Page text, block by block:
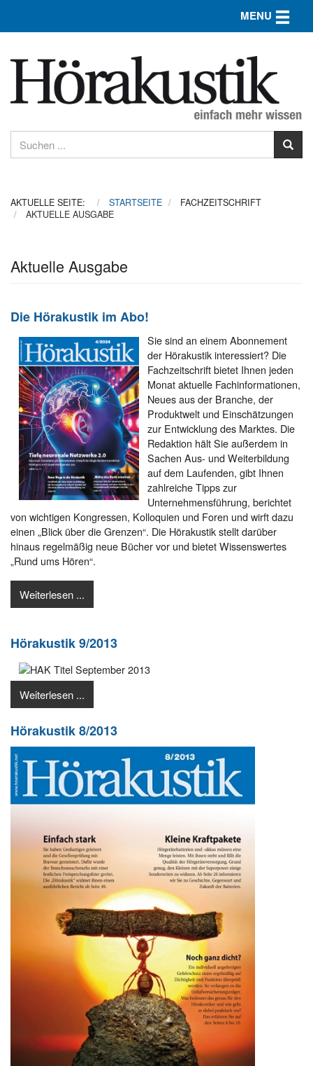
MENU Toggle
AKTUELLE SEITE: STARTSEITE
FACHZEITSCHRIFT
AKTUELLE AUSGABE
Aktuelle Ausgabe
Die Hörakustik im Abo!
Sie sind an einem Abonnement
der Hörakustik interessiert? Die
Fachzeitschrift bietet Ihnen jeden
Monat aktuelle Fachinformationen,
Neues aus der Branche, der
Produktwelt und Einschätzungen
zur Entwicklung des Marktes. Die
Redaktion hält Sie außerdem in
Sachen Aus- und Weiterbildung
auf dem Laufenden, gibt Ihnen
zahlreiche Tipps zur
Unternehmensführung, berichtet
von wichtigen Kongressen, Kolloquien und Foren und wirft dazu
einen „Blick über die Grenzen“. Die Hörakustik stellt darüber
hinaus regelmäßig neue Bücher vor und bietet Wissenswertes
„Rund ums Hören“.
Weiterlesen ...
Hörakustik 9/2013
Weiterlesen ...
Hörakustik 8/2013